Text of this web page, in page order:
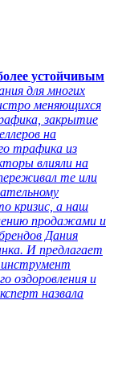
устойчивым
для многих
меняющихся
закрытие
на
трафика из
влияли на
те или
кризис, а наш
продажами и
Дания
И предлагает
инструмент
оздоровления и
назвала